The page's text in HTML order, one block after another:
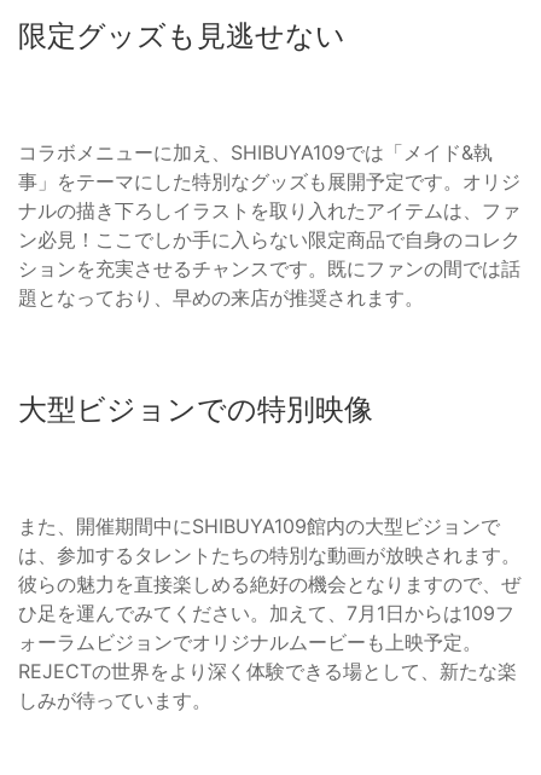
限定グッズも見逃せない
コラボメニューに加え、SHIBUYA109では「メイド&執
事」をテーマにした特別なグッズも展開予定です。オリジ
ナルの描き下ろしイラストを取り入れたアイテムは、ファ
ン必見！ここでしか手に入らない限定商品で自身のコレク
ションを充実させるチャンスです。既にファンの間では話
題となっており、早めの来店が推奨されます。
大型ビジョンでの特別映像
また、開催期間中にSHIBUYA109館内の大型ビジョンで
は、参加するタレントたちの特別な動画が放映されます。
彼らの魅力を直接楽しめる絶好の機会となりますので、ぜ
ひ足を運んでみてください。加えて、7月1日からは109フ
ォーラムビジョンでオリジナルムービーも上映予定。
REJECTの世界をより深く体験できる場として、新たな楽
しみが待っています。